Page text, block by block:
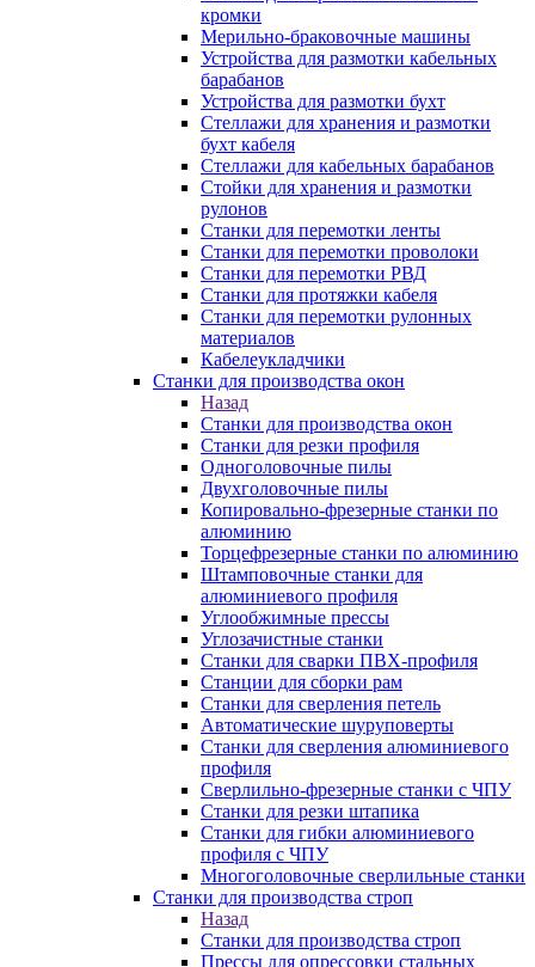
кромки
Мерильно-браковочные машины
Устройства для размотки кабельных
барабанов
Устройства для размотки бухт
Стеллажи для хранения и размотки
бухт кабеля
Стеллажи для кабельных барабанов
Стойки для хранения и размотки
рулонов
Станки для перемотки ленты
Станки для перемотки проволоки
Станки для перемотки РВД
Станки для протяжки кабеля
Станки для перемотки рулонных
материалов
Кабелеукладчики
Станки для производства окон
Назад
Станки для производства окон
Станки для резки профиля
Одноголовочные пилы
Двухголовочные пилы
Копировально-фрезерные станки по
алюминию
Торцефрезерные станки по алюминию
Штамповочные станки для
алюминиевого профиля
Углообжимные прессы
Углозачистные станки
Станки для сварки ПВХ-профиля
Станции для сборки рам
Станки для сверления петель
Автоматические шуруповерты
Станки для сверления алюминиевого
профиля
Сверлильно-фрезерные станки с ЧПУ
Станки для резки штапика
Станки для гибки алюминиевого
профиля с ЧПУ
Многоголовочные сверлильные станки
Станки для производства строп
Назад
Станки для производства строп
Прессы для опрессовки стальных